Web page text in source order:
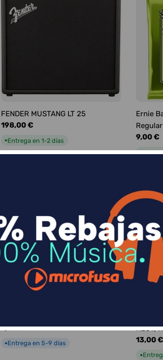
FENDER MUSTANG LT 25
Precio
198,00 €
●Entrega en 1-2 días
Ernie
Precio
9,00 €
●
Precio
7,00 €
●Entrega en 5-9 días
RECT/
Precio
13,00 €
●